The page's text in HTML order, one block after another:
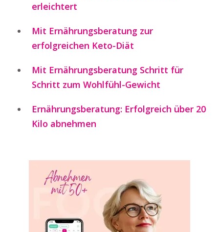
erleichtert
Mit Ernährungsberatung zur
erfolgreichen Keto-Diät
Mit Ernährungsberatung Schritt für
Schritt zum Wohlfühl-Gewicht
Ernährungsberatung: Erfolgreich über 20
Kilo abnehmen